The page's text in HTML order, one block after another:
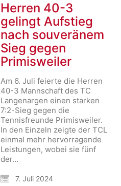
Herren 40-3
gelingt Aufstieg
nach souveränem
Sieg gegen
Primisweiler
Am 6. Juli feierte die Herren
40-3 Mannschaft des TC
Langenargen einen starken
7:2-Sieg gegen die
Tennisfreunde Primisweiler.
In den Einzeln zeigte der TCL
einmal mehr hervorragende
Leistungen, wobei sie fünf
der…
7. Juli 2024